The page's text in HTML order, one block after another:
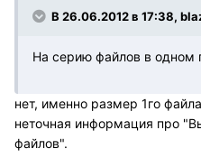
В 26.06.2012 в 17:38,
На серию файлов в одном
нет, именно размер 1го
неточная информация про
файлов".